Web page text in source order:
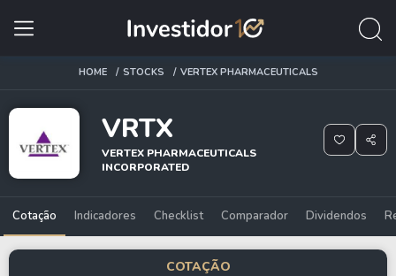
HOME STOCKS VERTEX PHARMACEUTICALS
VRTX
VERTEX PHARMACEUTICALS
INCORPORATED
Cotação Indicadores Checklist Comparador Dividendos
COTAÇÃO